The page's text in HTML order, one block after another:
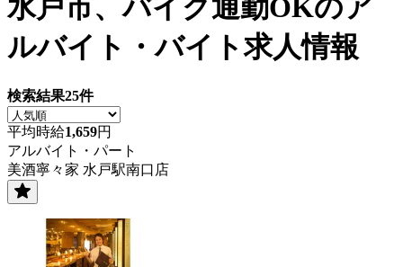
水戸市、バイク通勤OKのア
ルバイト・バイト求人情報
検索結果25件
平均時給1,659円
アルバイト・パート
美酒寧々家 水戸駅南口店